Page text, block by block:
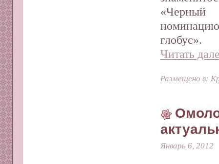
«Черный
глобус».
Читать
Размещено в:
Январь 6, 2012